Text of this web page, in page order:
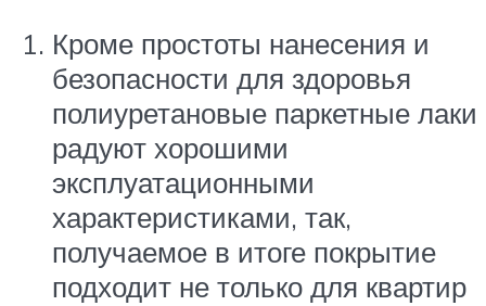
Кроме простоты нанесения и
безопасности для здоровья
полиуретановые паркетные лаки
радуют хорошими
эксплуатационными
характеристиками, так,
получаемое в итоге покрытие
подходит не только для квартир